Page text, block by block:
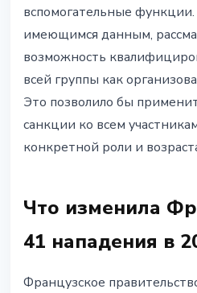
вспомогательные
имеющимся данным,
возможность
всей группы как
Это позволило бы
санкции ко всем
конкретной роли и
Что изменила
41 нападения в
Французское